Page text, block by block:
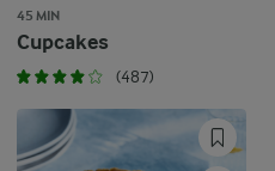
45 MIN
Cupcakes
(487)